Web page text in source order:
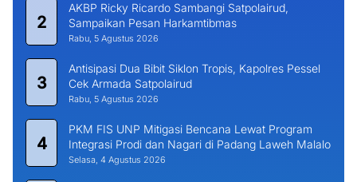
2
AKBP Ricky Ricardo Sambangi Satpolairud,
Sampaikan Pesan Harkamtibmas
Rabu, 5 Agustus 2026
3
Antisipasi Dua Bibit Siklon Tropis, Kapolres Pessel
Cek Armada Satpolairud
Rabu, 5 Agustus 2026
4
PKM FIS UNP Mitigasi Bencana Lewat Program
Integrasi Prodi dan Nagari di Padang Laweh Malalo
Selasa, 4 Agustus 2026